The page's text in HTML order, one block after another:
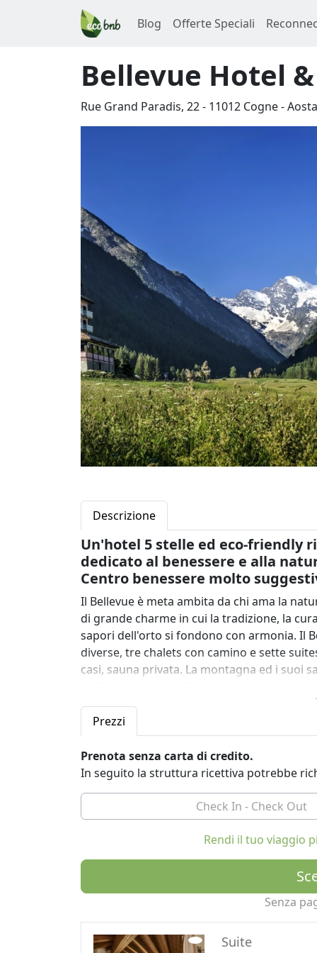
Blog Offerte Speciali
Bellevue Hotel &
Rue Grand Paradis, 22- 11012 Cogne-Aosta
Descrizione
Un'hotel 5 stelle ed eco-friendly
dedicato al benessere e alla
Centro benessere molto
Il Bellevue è meta ambita da chi ama la
di grande charme in cui la tradizione, la
sapori dell'orto si fondono con armonia. Il
diverse, tre chalets con camino e sette
casi, sauna privata. La montagna ed i suoi
dell’Hotel: dal Petit Bellevue (* Michelin) e
restaurant de montagne” di fronte al
nella piazza di Cogne. La suggestiva area
propone due piscine, sei tipologie di
molteplici sale relax e una palestra
Locali Storici d’Italia.
corse al giorno). Servizio navetta gratuito
Prezzi
Prenota senza carta di credito.
In seguito la struttura ricettiva potrebbe
Rendi il tuo viaggio
Senza
Suite